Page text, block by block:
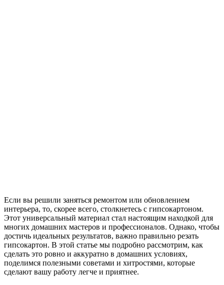
Если вы решили заняться ремонтом или обновлением
интерьера, то, скорее всего, столкнетесь с гипсокартоном.
Этот универсальный материал стал настоящим находкой для
многих домашних мастеров и профессионалов. Однако, чтобы
достичь идеальных результатов, важно правильно резать
гипсокартон. В этой статье мы подробно рассмотрим, как
сделать это ровно и аккуратно в домашних условиях,
поделимся полезными советами и хитростями, которые
сделают вашу работу легче и приятнее.